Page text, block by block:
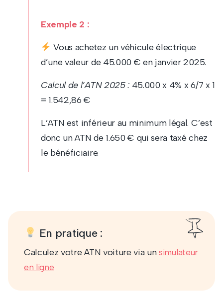
Exemple 2 :
Vous achetez un véhicule électrique
d’une valeur de 45.000 € en janvier 2025.
Calcul de l’ATN 2025 :45.000 x 4% x 6/7 x 1
= 1.542,86 €
L’ATN est inférieur au minimum légal. C’est
donc un ATN de 1.650 € qui sera taxé chez
le bénéficiaire.
En pratique :
Calculez votre ATN voiture via unsimulateur
en ligne